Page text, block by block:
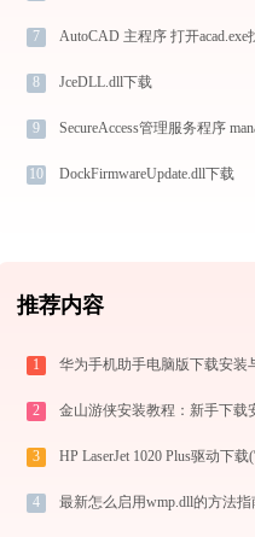
7
8 JceDLL.dll下载
9
10 DockFirmwareUpdate.dll下载
推荐内容
1
2
3
4 最新怎么启用wmp.dll的方法指